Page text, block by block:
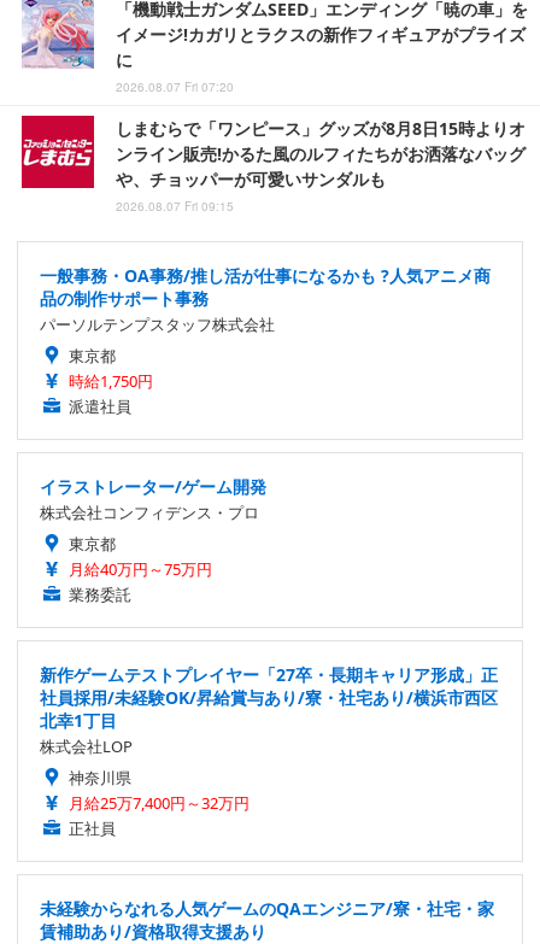
「機動戦士ガンダムSEED」エンディング「暁の車」を
イメージ!カガリとラクスの新作フィギュアがプライズ
に
2026.08.07 Fri 07:20
しまむらで「ワンピース」グッズが8月8日15時よりオ
ンライン販売!かるた風のルフィたちがお洒落なバッグ
や、チョッパーが可愛いサンダルも
2026.08.07 Fri 09:15
一般事務・OA事務/推し活が仕事になるかも ?人気アニメ商
品の制作サポート事務
パーソルテンプスタッフ株式会社
東京都
時給1,750円
派遣社員
イラストレーター/ゲーム開発
株式会社コンフィデンス・プロ
東京都
月給40万円～75万円
業務委託
新作ゲームテストプレイヤー「27卒・長期キャリア形成」正
社員採用/未経験OK/昇給賞与あり/寮・社宅あり/横浜市西区
北幸1丁目
株式会社LOP
神奈川県
月給25万7,400円～32万円
正社員
未経験からなれる人気ゲームのQAエンジニア/寮・社宅・家
賃補助あり/資格取得支援あり